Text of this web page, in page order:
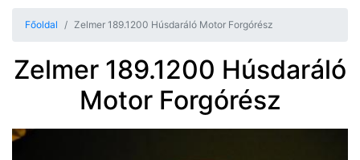
Főoldal Zelmer 189.1200 Húsdaráló Motor Forgórész
Zelmer 189.1200 Húsdaráló
Motor Forgórész